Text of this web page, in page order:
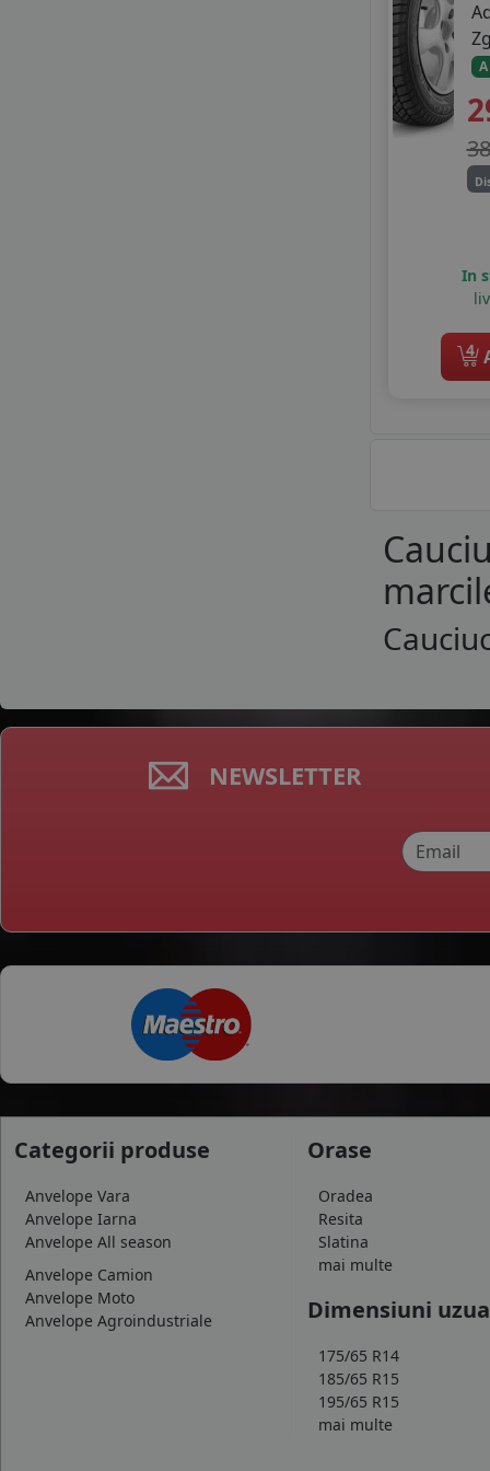
TAURUS
TRISTAR
TYFOON
WINDFORCE
ZEETEX
A
In
4
NEWSLETTER
Categorii produse
Anvelope Vara
Anvelope Iarna
Anvelope All season
Anvelope Camion
Anvelope Moto
Anvelope Agroindustriale
Orase
Oradea
Resita
Slatina
mai multe
Dimensiuni
175/65 R14
185/65 R15
195/65 R15
mai multe